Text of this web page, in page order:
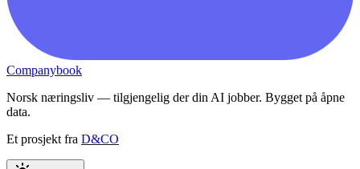
Companybook
Norsk næringsliv — tilgjengelig der din AI jobber. Bygget på åpne
data.
Et prosjekt fra D&CO